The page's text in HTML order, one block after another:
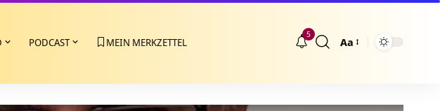
PODCAST MEIN MERKZETTEL
5
Größenänderung
Aa